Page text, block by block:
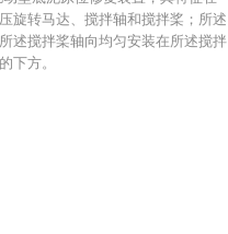
旋转马达、搅拌轴和搅拌桨；所述
述搅拌桨轴向均匀安装在所述搅拌
下方。